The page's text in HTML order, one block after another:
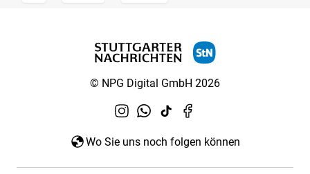
© NPG Digital GmbH 2026
Wo Sie uns noch folgen können